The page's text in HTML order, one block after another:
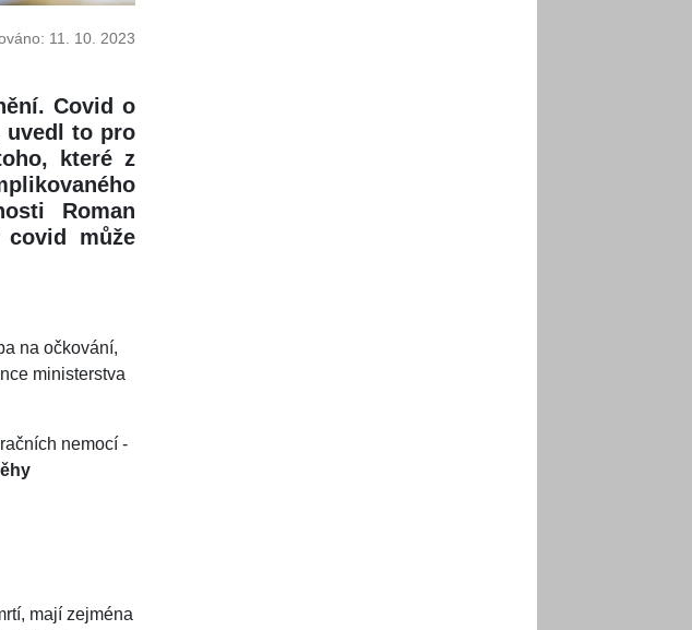
11. 10. 2023
Covid o
uvedl to pro
které z
Roman
může
na očkování,
ministerstva
nemocí -
mají zejména